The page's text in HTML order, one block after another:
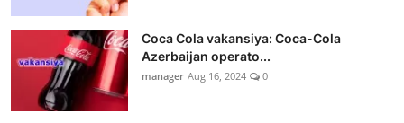
Coca Cola vakansiya: Coca-Cola
Azerbaijan operato...
manager Aug 16, 2024 0